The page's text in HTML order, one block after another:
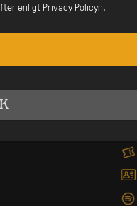
Nefertiti!
enligt Privacy Policyn.